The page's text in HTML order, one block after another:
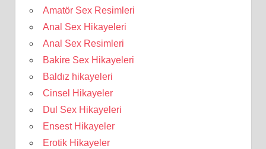
Amatör Sex Resimleri
Anal Sex Hikayeleri
Anal Sex Resimleri
Bakire Sex Hikayeleri
Baldız hikayeleri
Cinsel Hikayeler
Dul Sex Hikayeleri
Ensest Hikayeler
Erotik Hikayeler